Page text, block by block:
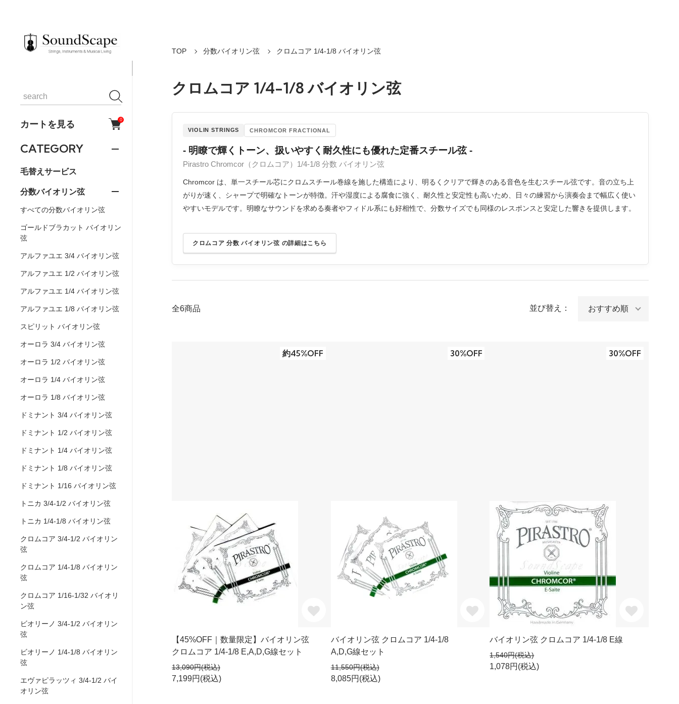
カートを見る 0
CATEGORY
毛替えサービス
分数バイオリン弦
すべての分数バイオリン弦
ゴールドブラカット バイオリン
弦
アルファユエ 3/4 バイオリン弦
アルファユエ 1/2 バイオリン弦
アルファユエ 1/4 バイオリン弦
アルファユエ 1/8 バイオリン弦
スピリット バイオリン弦
オーロラ 3/4 バイオリン弦
オーロラ 1/2 バイオリン弦
オーロラ 1/4 バイオリン弦
オーロラ 1/8 バイオリン弦
ドミナント 3/4 バイオリン弦
ドミナント 1/2 バイオリン弦
ドミナント 1/4 バイオリン弦
ドミナント 1/8 バイオリン弦
ドミナント 1/16 バイオリン弦
トニカ 3/4-1/2 バイオリン弦
トニカ 1/4-1/8 バイオリン弦
クロムコア 3/4-1/2 バイオリン
弦
クロムコア 1/4-1/8 バイオリン
弦
クロムコア 1/16-1/32 バイオリ
ン弦
ビオリーノ 3/4-1/2 バイオリン
弦
ビオリーノ 1/4-1/8 バイオリン
弦
エヴァピラッツィ 3/4-1/2 バイ
オリン弦
TOP 分数バイオリン弦 クロムコア 1/4-1/8 バイオリン弦
クロムコア 1/4-1/8 バイオリン弦
VIOLIN STRINGS CHROMCOR FRACTIONAL
- 明瞭で輝くトーン、扱いやすく耐久性にも優れた定番スチール弦 -
Pirastro Chromcor（クロムコア）1/4-1/8 分数 バイオリン弦
Chromcor は、単一スチール芯にクロムスチール巻線を施した構造により、明るくクリアで輝きのある音色を生むスチール弦です。音の立ち上
がりが速く、シャープで明確なトーンが特徴。汗や湿度による腐食に強く、耐久性と安定性も高いため、日々の練習から演奏会まで幅広く使い
やすいモデルです。明瞭なサウンドを求める奏者やフィドル系にも好相性で、分数サイズでも同様のレスポンスと安定した響きを提供します。
クロムコア 分数 バイオリン弦 の詳細はこちら
全6商品 並び替え：
約45%OFF
【45%OFF｜数量限定】バイオリン弦
クロムコア 1/4-1/8 E,A,D,G線セット
13,090円(税込)
7,199円(税込)
30%OFF
バイオリン弦 クロムコア 1/4-1/8
A,D,G線セット
11,550円(税込)
8,085円(税込)
30%OFF
バイオリン弦 クロムコア 1/4-1/8 E線
1,540円(税込)
1,078円(税込)